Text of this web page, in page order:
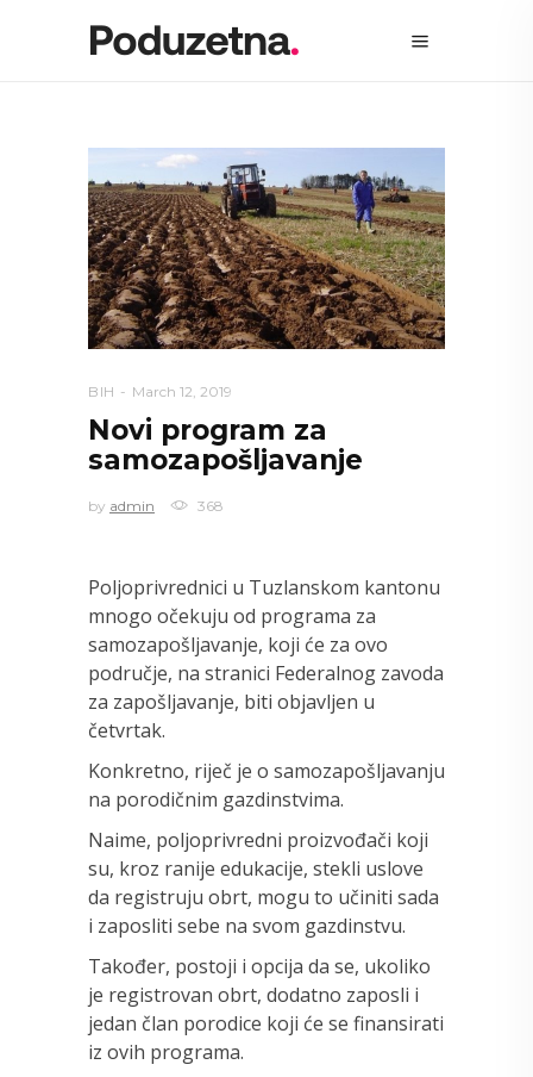
BIH March 12, 2019
Novi program za
samozapošljavanje
by admin 368
Poljoprivrednici u Tuzlanskom kantonu
mnogo očekuju od programa za
samozapošljavanje, koji će za ovo
područje, na stranici Federalnog zavoda
za zapošljavanje, biti objavljen u
četvrtak.
Konkretno, riječ je o samozapošljavanju
na porodičnim gazdinstvima.
Naime, poljoprivredni proizvođači koji
su, kroz ranije edukacije, stekli uslove
da registruju obrt, mogu to učiniti sada
i zaposliti sebe na svom gazdinstvu.
Također, postoji i opcija da se, ukoliko
je registrovan obrt, dodatno zaposli i
jedan član porodice koji će se finansirati
iz ovih programa.